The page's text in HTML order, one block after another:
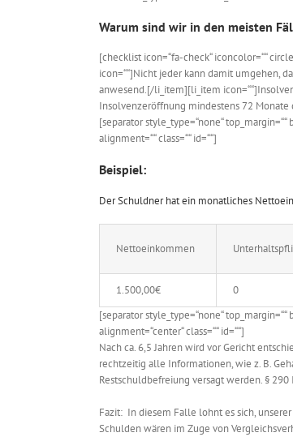
Warum sind wir in den meisten
[checklist icon=“fa-check“ iconcolor=““
icon=““]Nicht jeder kann damit umgehen,
anwesend.[/li_item][li_item
Insolvenzeröffnung mindestens 72
[separator style_type=“none“ top_margin=““
alignment=““ class=““ id=““]
Beispiel:
Der Schuldner hat ein monatliches
Nettoeinkommen
1.500,00€ 0
[separator style_type=“none“ top_margin=““
alignment=“center“ class=““ id=““]
Nach ca. 6,5 Jahren wird vor Gericht
rechtzeitig alle Informationen, wie z. B.
Restschuldbefreiung versagt werden. § 290
Fazit: In diesem Falle lohnt es sich,
Schulden wären im Zuge von